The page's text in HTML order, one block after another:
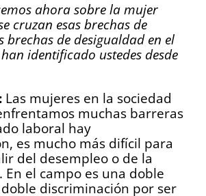
ahora sobre la mujer
cruzan esas brechas de
brechas de desigualdad en el
identificado ustedes desde
Las mujeres en la sociedad
muchas barreras
laboral hay
es mucho más difícil para
del desempleo o de la
el campo es una doble
discriminación por ser